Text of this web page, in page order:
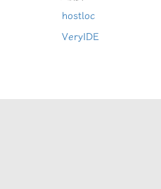
hostloc
VeryIDE